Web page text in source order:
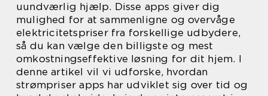
uundværlig hjælp. Disse apps giver dig
mulighed for at sammenligne og overvåge
elektricitetspriser fra forskellige udbydere,
så du kan vælge den billigste og mest
omkostningseffektive løsning for dit hjem. I
denne artikel vil vi udforske, hvordan
strømpriser apps har udviklet sig over tid og